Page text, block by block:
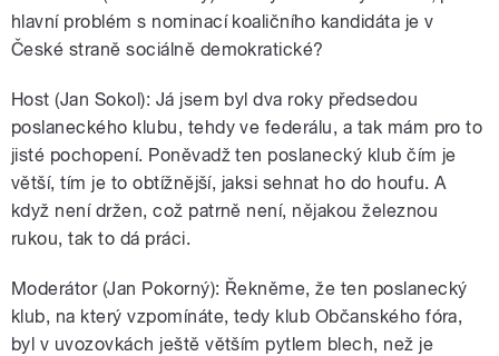
hlavní problém s nominací koaličního kandidáta je v
České straně sociálně demokratické?
Host (Jan Sokol): Já jsem byl dva roky předsedou
poslaneckého klubu, tehdy ve federálu, a tak mám pro to
jisté pochopení. Poněvadž ten poslanecký klub čím je
větší, tím je to obtížnější, jaksi sehnat ho do houfu. A
když není držen, což patrně není, nějakou železnou
rukou, tak to dá práci.
Moderátor (Jan Pokorný): Řekněme, že ten poslanecký
klub, na který vzpomínáte, tedy klub Občanského fóra,
byl v uvozovkách ještě větším pytlem blech, než je